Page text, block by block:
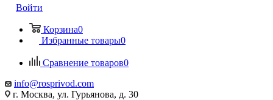
Войти
Корзина0
Избранные товары0
Сравнение товаров0
info@rosprivod.com
г. Москва, ул. Гурьянова, д. 30